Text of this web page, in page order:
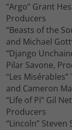
“Argo” Grant
Producers
“Beasts of the
and Michael
“Django
Pilar Savone,
“Les
and Cameron
“Life of Pi” Gil
Producers
“Lincoln”